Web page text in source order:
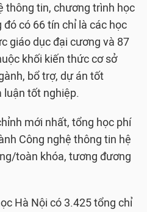
thông tin, chương trình học
có 66 tín chỉ là các học
giáo dục đại cương và 87
khối kiến thức cơ sở
bổ trợ, dự án tốt
luận tốt nghiệp.
mới nhất, tổng học phí
Công nghệ thông tin hệ
toàn khóa, tương đương
Hà Nội có 3.425 tổng chỉ